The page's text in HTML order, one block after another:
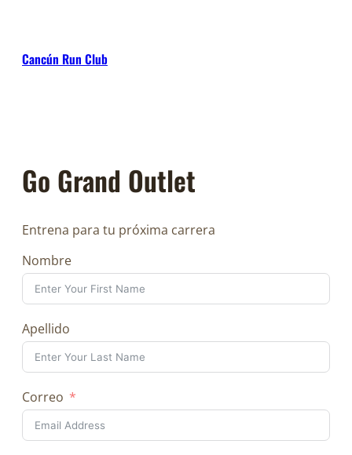
Cancún Run Club
Go Grand Outlet
Entrena para tu próxima carrera
Nombre
Apellido
Correo